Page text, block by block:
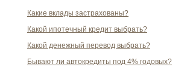
Какие вклады застрахованы?
Какой ипотечный кредит выбрать?
Какой денежный перевод выбрать?
Бывают ли автокредиты под 4% годовых?